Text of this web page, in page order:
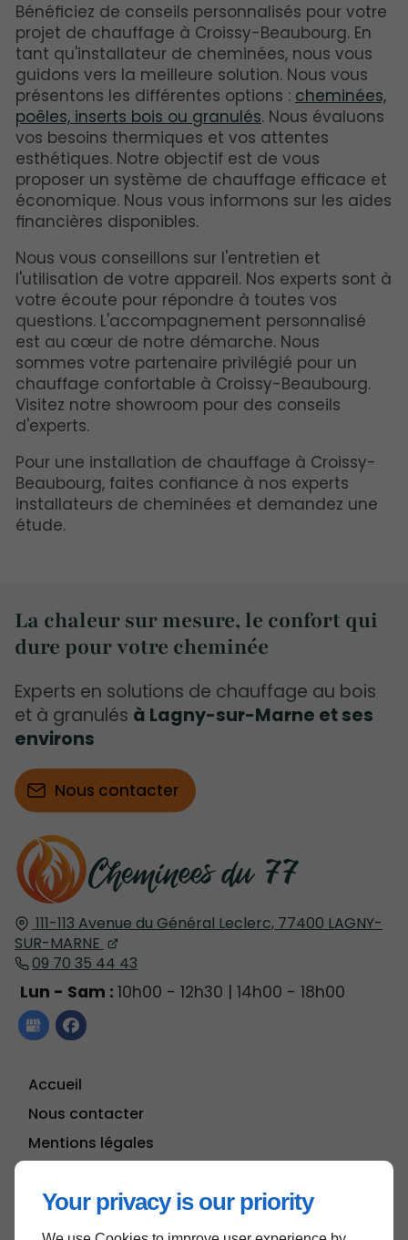
Your privacy is our priority
Bénéficiez de conseils personnalisés pour votre
projet de chauffage à Croissy-Beaubourg. En
tant qu'installateur de cheminées, nous vous
guidons vers la meilleure solution. Nous vous
présentons les différentes options : cheminées,
poêles, inserts bois ou granulés. Nous évaluons
vos besoins thermiques et vos attentes
esthétiques. Notre objectif est de vous
proposer un système de chauffage efficace et
économique. Nous vous informons sur les aides
financières disponibles.
Nous vous conseillons sur l'entretien et
l'utilisation de votre appareil. Nos experts sont à
votre écoute pour répondre à toutes vos
questions. L'accompagnement personnalisé
est au cœur de notre démarche. Nous
sommes votre partenaire privilégié pour un
chauffage confortable à Croissy-Beaubourg.
Visitez notre showroom pour des conseils
d'experts.
Pour une installation de chauffage à Croissy-
Beaubourg, faites confiance à nos experts
installateurs de cheminées et demandez une
étude.
111-113 Avenue du Général Leclerc, 77400 LAGNY-
SUR-MARNE
09 70 35 44 43
Lun - Sam : 10h00 - 12h30 | 14h00 - 18h00
Accueil
Nous contacter
Mentions légales
La chaleur sur mesure, le confort qui
dure pour votre cheminée
Experts en solutions de chauffage au bois
et à granulés à Lagny-sur-Marne et ses
environs
Nous contacter